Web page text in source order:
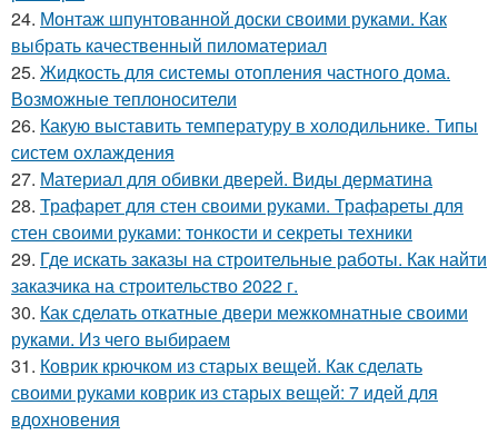
24. Монтаж шпунтованной доски своими руками. Как
выбрать качественный пиломатериал
25. Жидкость для системы отопления частного дома.
Возможные теплоносители
26. Какую выставить температуру в холодильнике. Типы
систем охлаждения
27. Материал для обивки дверей. Виды дерматина
28. Трафарет для стен своими руками. Трафареты для
стен своими руками: тонкости и секреты техники
29. Где искать заказы на строительные работы. Как найти
заказчика на строительство 2022 г.
30. Как сделать откатные двери межкомнатные своими
руками. Из чего выбираем
31. Коврик крючком из старых вещей. Как сделать
своими руками коврик из старых вещей: 7 идей для
вдохновения